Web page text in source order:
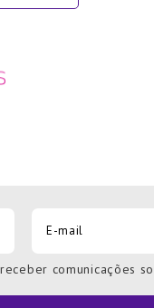
comunicações